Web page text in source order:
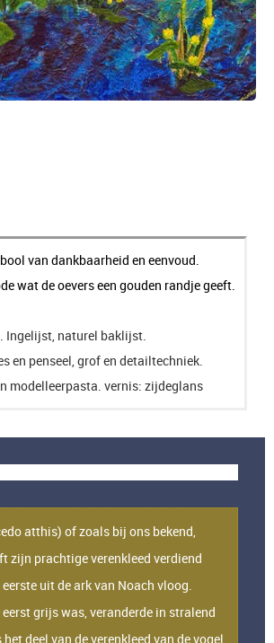
van dankbaarheid en eenvoud.
wat de oevers een gouden randje geeft.
Ingelijst, naturel baklijst.
en penseel, grof en detailtechniek.
modelleerpasta. vernis: zijdeglans
atthis) of zoals bij ons bekend,
zijn prachtige verenkleed verdiend
uit de ark van Noach vloog.
eerst grijs was, veranderde in stralend
deel van de verenkleed van de vogel.